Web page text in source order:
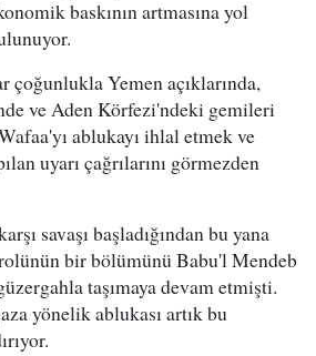
baskının artmasına yol
çoğunlukla Yemen açıklarında,
ve Aden Körfezi'ndeki gemileri
ablukayı ihlal etmek ve
uyarı çağrılarını görmezden
savaşı başladığından bu yana
bir bölümünü Babu'l Mendeb
taşımaya devam etmişti.
yönelik ablukası artık bu